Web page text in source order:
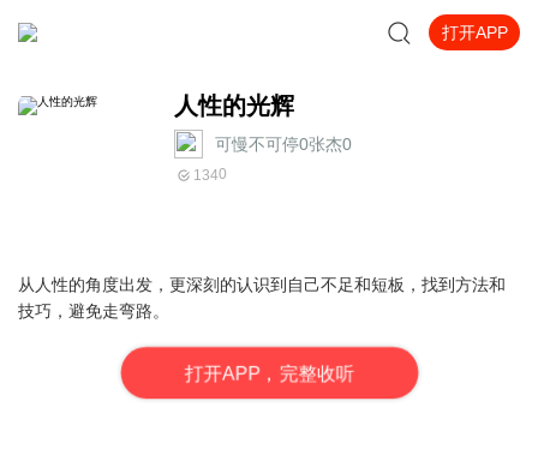
打开APP
人性的光辉
可慢不可停0张杰0
1340
从人性的角度出发，更深刻的认识到自己不足和短板，找到方法和
技巧，避免走弯路。
打开APP，完整收听